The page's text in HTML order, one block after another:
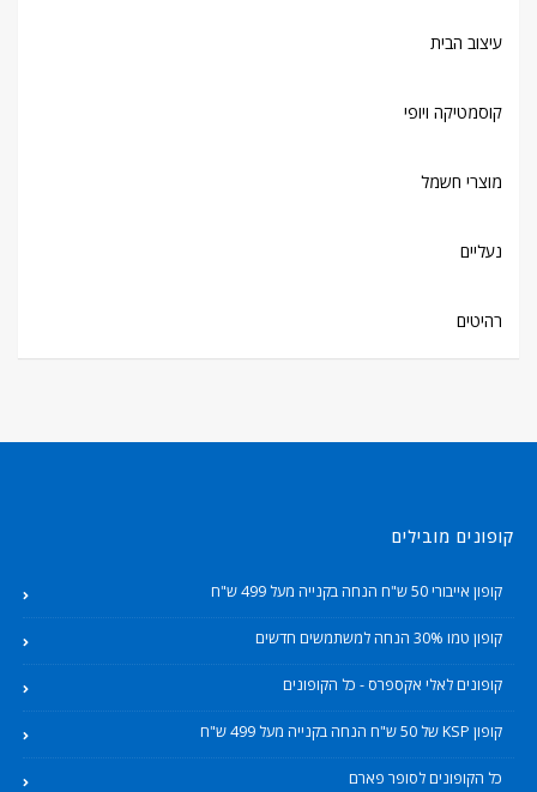
עיצוב הבית
קוסמטיקה ויופי
מוצרי חשמל
נעליים
רהיטים
קופונים מובילים
קופון אייבורי 50 ש"ח הנחה בקנייה מעל 499 ש"ח
קופון טמו 30% הנחה למשתמשים חדשים
קופונים לאלי אקספרס - כל הקופונים
קופון KSP של 50 ש"ח הנחה בקנייה מעל 499 ש"ח
כל הקופונים לסופר פארם